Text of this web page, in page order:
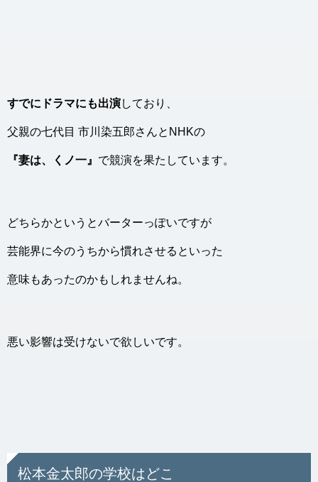
すでにドラマにも出演しており、
父親の七代目 市川染五郎さんとNHKの
『妻は、くノ一』 で競演を果たしています。
どちらかというとバーターっぽいですが
芸能界に今のうちから慣れさせるといった
意味もあったのかもしれませんね。
悪い影響は受けないで欲しいです。
松本金太郎の学校はどこ